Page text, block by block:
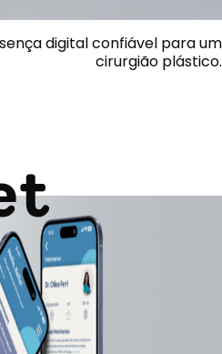
digital confiável para um
cirurgião plástico.